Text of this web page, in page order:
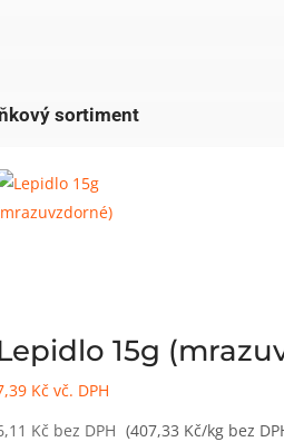
sortiment
15g
Kč vč. DPH
Kč bez DPH (407,33 Kč/kg bez